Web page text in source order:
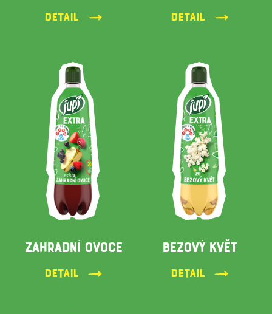
Detail Detail
ZAHRADNÍ OVOCE
Detail
BEZOVÝ KVĚT
Detail